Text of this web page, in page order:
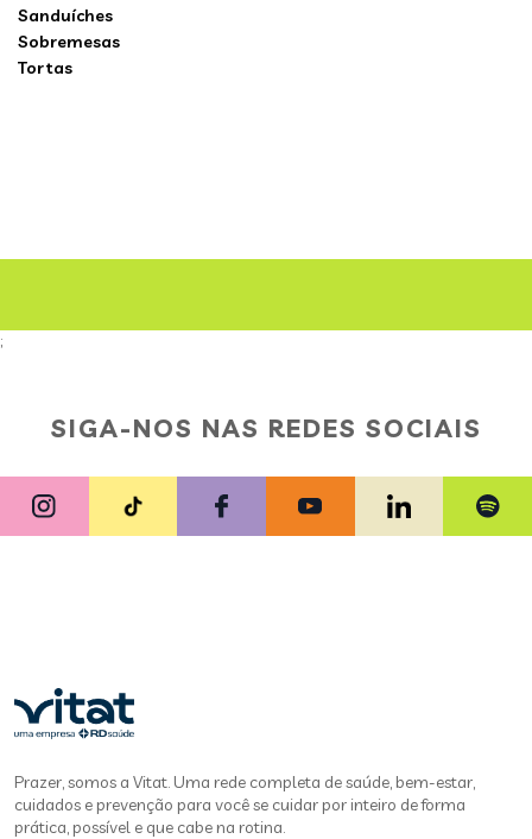
Sanduíches
Sobremesas
Tortas
;
SIGA-NOS NAS REDES SOCIAIS
Prazer, somos a Vitat. Uma rede completa de saúde, bem-estar,
cuidados e prevenção para você se cuidar por inteiro de forma
prática, possível e que cabe na rotina.